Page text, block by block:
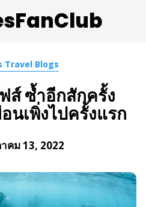
Travel Blogs
ส์ ซ้ำอีกสักครั้ง
นเพิ่งไปครั้งแรก
คม 13, 2022